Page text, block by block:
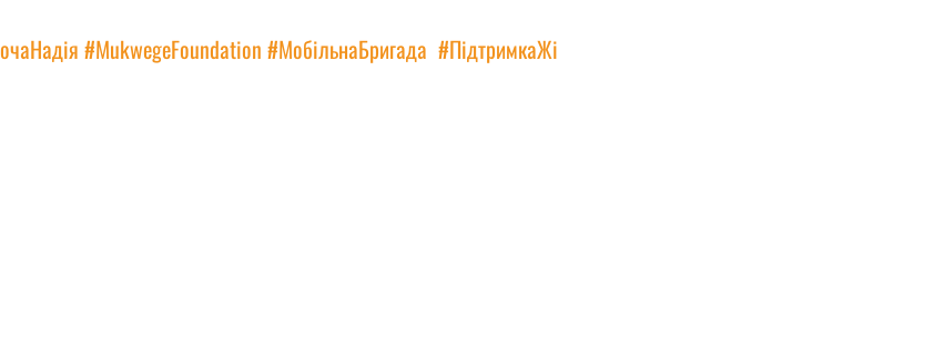
#MukwegeFoundation #МобільнаБригада #ПідтримкаЖі